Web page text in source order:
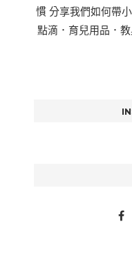
慣 分享我們如何帶
點滴．育兒用品．